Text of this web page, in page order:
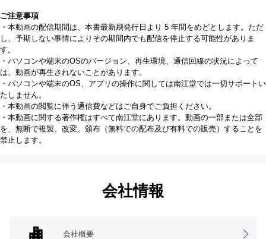
ご注意事項
・本動画の配信期間は、本書最新刷発行日より 5 年間をめどとします。ただ
し、予期しない事情によりその期間内でも配信を停止する可能性がありま
す。
・パソコンや端末のOSのバージョン、再生環境、通信回線の状況によって
は、動画が再生されないことがあります。
・パソコンや端末のOS、アプリの操作に関しては南江堂では一切サポートい
たしません。
・本動画の閲覧に伴う通信費などはご自身でご負担ください。
・本動画に関する著作権はすべて南江堂にあります。動画の一部または全部
を、無断で複製、改変、頒布（無料での配布及び有料での販売）することを
禁止します。
会社情報
会社概要